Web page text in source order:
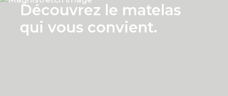
Découvrez le matelas
qui vous convient.